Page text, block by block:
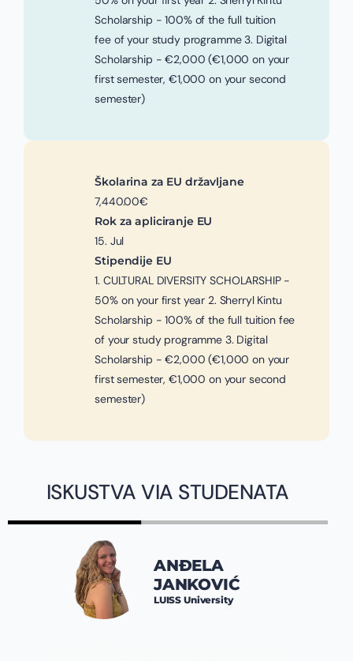
Scholarship - 100% of the full tuition
fee of your study programme 3. Digital
Scholarship - €2,000 (€1,000 on your
first semester, €1,000 on your second
semester)
Školarina za EU državljane
7,440.00€
Rok za apliciranje EU
15. Jul
Stipendije EU
1. CULTURAL DIVERSITY SCHOLARSHIP -
50% on your first year 2. Sherryl Kintu
Scholarship - 100% of the full tuition fee
of your study programme 3. Digital
Scholarship - €2,000 (€1,000 on your
first semester, €1,000 on your second
semester)
ISKUSTVA VIA STUDENATA
ANĐELA
JANKOVIĆ
LUISS University